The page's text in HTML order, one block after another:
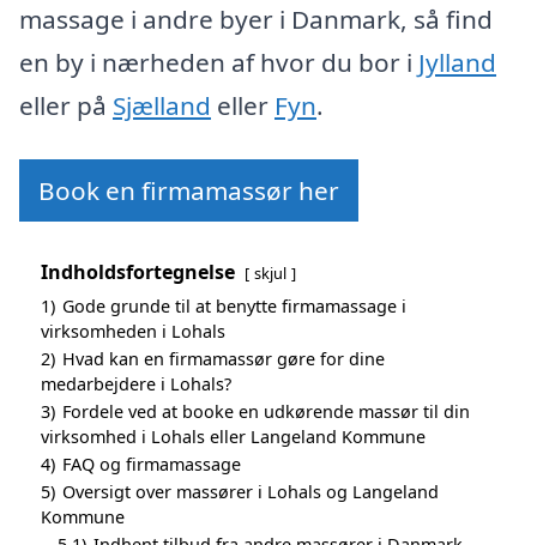
massage i andre byer i Danmark, så find
en by i nærheden af hvor du bor i Jylland
eller på Sjælland eller Fyn.
Book en firmamassør her
Indholdsfortegnelse skjul
1) Gode grunde til at benytte firmamassage i
virksomheden i Lohals
2) Hvad kan en firmamassør gøre for dine
medarbejdere i Lohals?
3) Fordele ved at booke en udkørende massør til din
virksomhed i Lohals eller Langeland Kommune
4) FAQ og firmamassage
5) Oversigt over massører i Lohals og Langeland
Kommune